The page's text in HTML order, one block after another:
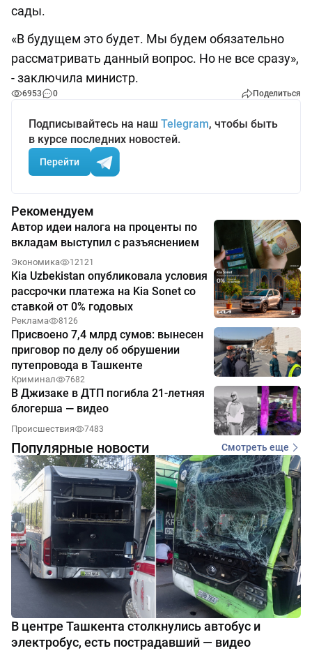
сады.
«В будущем это будет. Мы будем обязательно
рассматривать данный вопрос. Но не все сразу»,
- заключила министр.
6953 0 Поделиться
Подписывайтесь на наш Telegram, чтобы быть
в курсе последних новостей.
Перейти
Рекомендуем
Автор идеи налога на проценты по
вкладам выступил с разъяснением
Экономика 12121
Kia Uzbekistan опубликовала условия
рассрочки платежа на Kia Sonet со
ставкой от 0% годовых
Реклама 8126
Присвоено 7,4 млрд сумов: вынесен
приговор по делу об обрушении
путепровода в Ташкенте
Криминал 7682
В Джизаке в ДТП погибла 21-летняя
блогерша — видео
Происшествия 7483
Популярные новости Смотреть еще
В центре Ташкента столкнулись автобус и
электробус, есть пострадавший — видео